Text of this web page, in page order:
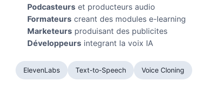
Podcasteurs et producteurs audio
Formateurs creant des modules e-learning
Marketeurs produisant des publicites
Développeurs integrant la voix IA
ElevenLabs Text-to-Speech Voice Cloning